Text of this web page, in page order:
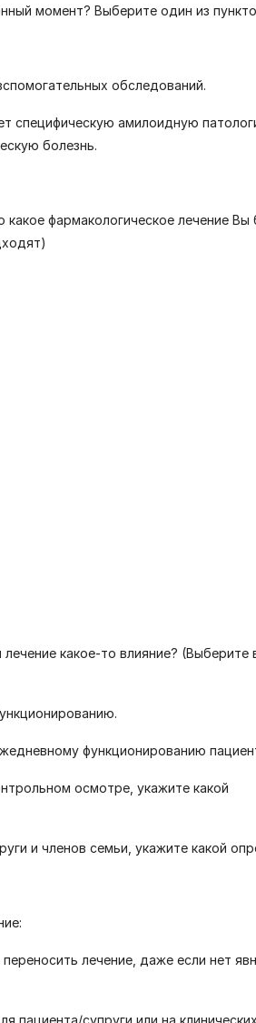
момент? Выберите один из
обследований.
специфическую амилоидную
болезнь.
фармакологическое лечение Вы
какое-то влияние? (Выберите
функционированию
осмотре, укажите какой
и членов семьи, укажите какой
лечение, даже если нет
пациента/супруги или на